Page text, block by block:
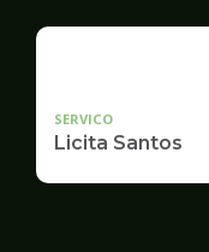
SERVICO
Licita Santos